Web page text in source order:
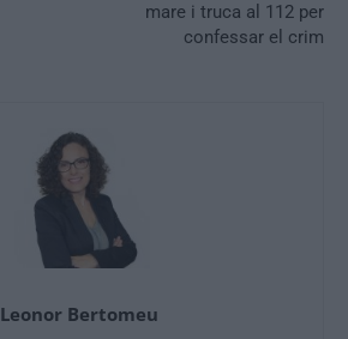
mare i truca al 112 per
confessar el crim
Leonor Bertomeu